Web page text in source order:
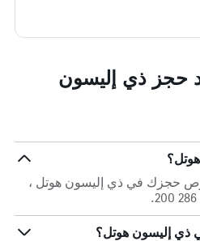
حجز ذي إليسون
حجزك في ذي إليسون هوتل ،
ذي إليسون هوتل؟